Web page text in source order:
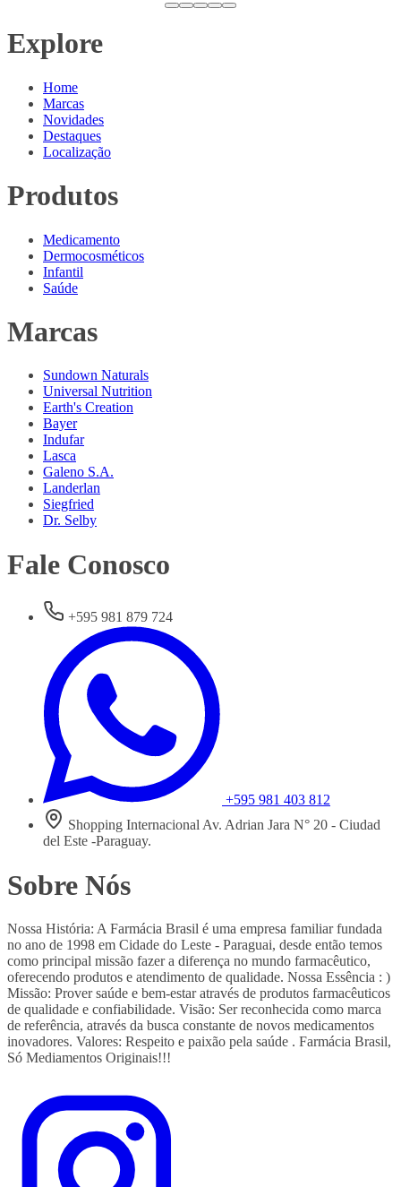
Explore
Home
Marcas
Novidades
Destaques
Localização
Produtos
Medicamento
Dermocosméticos
Infantil
Saúde
Marcas
Sundown Naturals
Universal Nutrition
Earth's Creation
Bayer
Indufar
Lasca
Galeno S.A.
Landerlan
Siegfried
Dr. Selby
Fale Conosco
+595 981 879 724
+595 981 403 812
Shopping Internacional Av. Adrian Jara N° 20 - Ciudad
del Este -Paraguay.
Sobre Nós
Nossa História: A Farmácia Brasil é uma empresa familiar fundada
no ano de 1998 em Cidade do Leste - Paraguai, desde então temos
como principal missão fazer a diferença no mundo farmacêutico,
oferecendo produtos e atendimento de qualidade. Nossa Essência : )
Missão: Prover saúde e bem-estar através de produtos farmacêuticos
de qualidade e confiabilidade. Visão: Ser reconhecida como marca
de referência, através da busca constante de novos medicamentos
inovadores. Valores: Respeito e paixão pela saúde . Farmácia Brasil,
Só Mediamentos Originais!!!